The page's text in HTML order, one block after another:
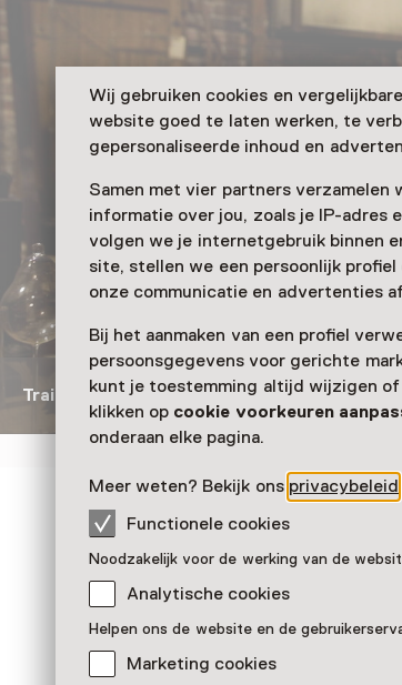
Wij gebruiken cookies en
website goed te laten werken, te
gepersonaliseerde inhoud en
Samen met vier partners verzamelen
informatie over jou, zoals je IP-adres
volgen we je internetgebruik binnen
site, stellen we een persoonlijk profiel
onze communicatie en advertenties
Bij het aanmaken van een profiel
persoonsgegevens voor gerichte
kunt je toestemming altijd wijzigen
klikken op cookie voorkeuren
onderaan elke pagina.
Meer weten? Bekijk ons privacybeleid
Functionele cookies
Noodzakelijk voor de werking van de
Analytische cookies
Helpen ons de website en de
Marketing cookies
Trailer van toneelstuk De Lamp
Zien & doen in